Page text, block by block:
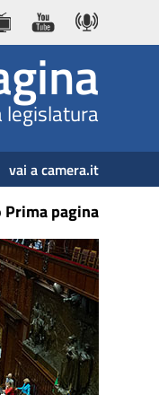
legislatura
vai a camera.it
pagina